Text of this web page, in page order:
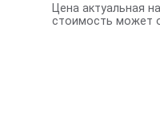
Цена актуальная
стоимость может